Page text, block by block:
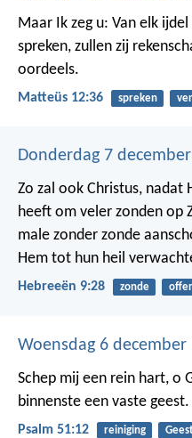
Maar Ik zeg u: Van elk
spreken, zullen zij
oordeels.
Matteüs 12:36 spreken
Donderdag 7
Zo zal ook Christus, nadat
heeft om veler zonden op
male zonder zonde
Hem tot hun heil
Hebreeën 9:28 zonde offer
Woensdag 6 december
Schep mij een rein hart, o
binnenste een vaste geest.
Psalm 51:12 reiniging